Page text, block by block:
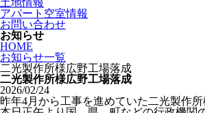
土地情報
アパート空室情報
お問い合わせ
お知らせ
HOME
お知らせ一覧
二光製作所様広野工場落成
二光製作所様広野工場落成
2026/02/24
昨年4月から工事を進めていた二光製作